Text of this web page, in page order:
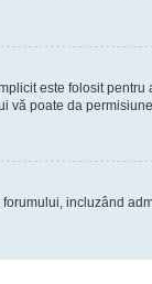
este folosit
vă poate da
incluzând